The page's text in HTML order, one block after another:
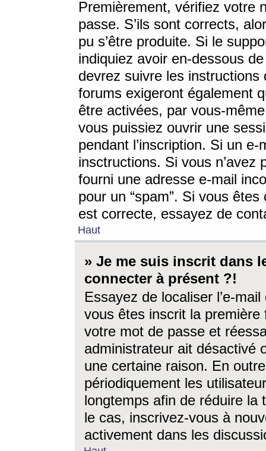
Premièrement, vérifiez votre
passe. S’ils sont corrects,
pu s’être produite. Si le
indiquiez avoir en-dessous
devrez suivre les
forums exigeront également
être activées, par vous-
vous puissiez ouvrir une
pendant l’inscription. Si un
insctructions. Si vous n’avez
fourni une adresse e-mail
pour un “spam”. Si vous
est correcte, essayez de
Haut
» Je me suis inscrit dans
connecter à présent ?!
Essayez de localiser l’e-
vous êtes inscrit la première
votre mot de passe et
administrateur ait désactivé
une certaine raison. En
périodiquement les
longtemps afin de réduire la
le cas, inscrivez-vous à
activement dans les